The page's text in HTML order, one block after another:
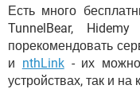
Есть много
TunnelBear,
порекомендовать
и nthLink- их можно
устройствах, так и